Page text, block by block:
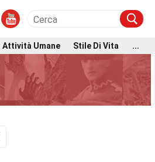
Attività Umane Stile Di Vita
...